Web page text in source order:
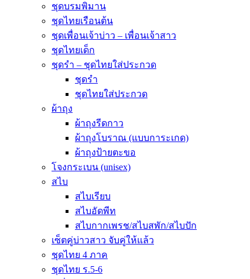
ชุดบรมพิมาน
ชุดไทยเรือนต้น
ชุดเพื่อนเจ้าบ่าว – เพื่อนเจ้าสาว
ชุดไทยเด็ก
ชุดรำ – ชุดไทยใส่ประกวด
ชุดรำ
ชุดไทยใส่ประกวด
ผ้าถุง
ผ้าถุงรีดกาว
ผ้าถุงโบราณ (แบบการะเกด)
ผ้าถุงป้ายตะขอ
โจงกระเบน (unisex)
สไบ
สไบเรียบ
สไบอัดพีท
สไบกากเพรช/สไบสพัก/สไบปัก
เซ็ตคู่บ่าวสาว จับคู่ให้แล้ว
ชุดไทย 4 ภาค
ชุดไทย ร.5-6